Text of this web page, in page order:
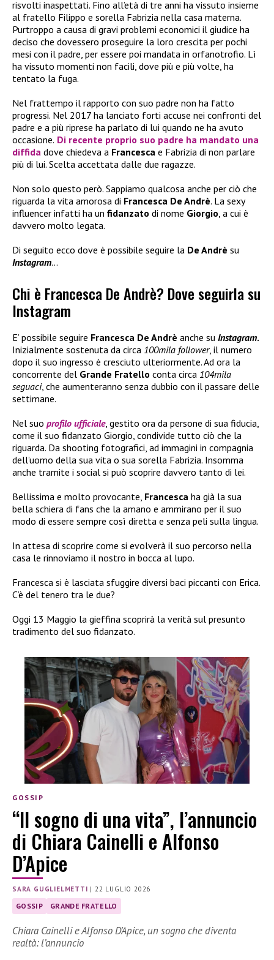
risvolti inaspettati. Fino all’età di tre anni ha vissuto insieme
al fratello Filippo e sorella Fabrizia nella casa materna.
Purtroppo a causa di gravi problemi economici il giudice ha
deciso che dovessero proseguire la loro crescita per pochi
mesi con il padre, per essere poi mandata in orfanotrofio. Lì
ha vissuto momenti non facili, dove più e più volte, ha
tentato la fuga.
Nel frattempo il rapporto con suo padre non ha fatto
progressi. Nel 2017 ha lanciato forti accuse nei confronti del
padre e a più riprese ha parlato di lui quando ne ha avuto
occasione. Di recente proprio suo padre ha mandato una
diffida dove chiedeva a Francesca e Fabrizia di non parlare
più di lui. Scelta accettata dalle due ragazze.
Non solo questo però. Sappiamo qualcosa anche per ciò che
riguarda la vita amorosa di Francesca De Andrè. La sexy
influencer infatti ha un fidanzato di nome Giorgio, a cui è
davvero molto legata.
Di seguito ecco dove è possibile seguire la De Andrè su
Instagram…
Chi è Francesca De Andrè? Dove seguirla su
Instagram
E’ possibile seguire Francesca De Andrè anche su Instagram.
Inizialmente sostenuta da circa 100mila follower, il numero
dopo il suo ingresso è cresciuto ulteriormente. Ad ora la
concorrente del Grande Fratello conta circa 104mila
seguaci, che aumenteranno senza dubbio con il passare delle
settimane.
Nel suo profilo ufficiale, gestito ora da persone di sua fiducia,
come il suo fidanzato Giorgio, condivide tutto ciò che la
riguarda. Da shooting fotografici, ad immagini in compagnia
dell’uomo della sua vita o sua sorella Fabrizia. Insomma
anche tramite i social si può scoprire davvero tanto di lei.
Bellissima e molto provocante, Francesca ha già la sua
bella schiera di fans che la amano e ammirano per il suo
modo di essere sempre così diretta e senza peli sulla lingua.
In attesa di scoprire come si evolverà il suo percorso nella
casa le rinnoviamo il nostro in bocca al lupo.
Francesca si è lasciata sfuggire diversi baci piccanti con Erica.
C’è del tenero tra le due?
Oggi 13 Maggio la gieffina scoprirà la verità sul presunto
tradimento del suo fidanzato.
GOSSIP
“Il sogno di una vita”, l’annuncio
di Chiara Cainelli e Alfonso
D’Apice
SARA GUGLIELMETTI |22 LUGLIO 2026
GOSSIP GRANDE FRATELLO
Chiara Cainelli e Alfonso D’Apice, un sogno che diventa
realtà: l’annuncio